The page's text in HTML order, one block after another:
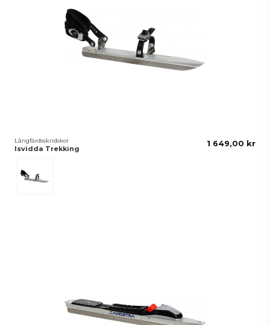
Långfärdsskridskor
Isvidda Trekking
1 649,00 kr